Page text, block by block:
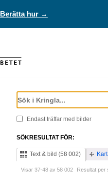
Berätta hur →
Endast träffar med bilder
SÖKRESULTAT FÖR:
Text & bild (58 002)
Visar 37-48 av 58 002 Resultat per